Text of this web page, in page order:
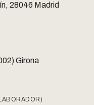
28046 Madrid
Girona